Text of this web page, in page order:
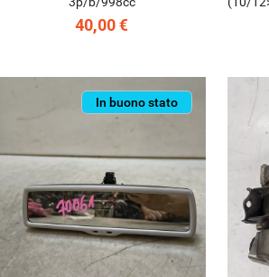
40,00 €
In buono stato